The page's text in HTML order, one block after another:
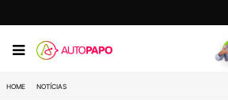
HOME NOTÍCIAS